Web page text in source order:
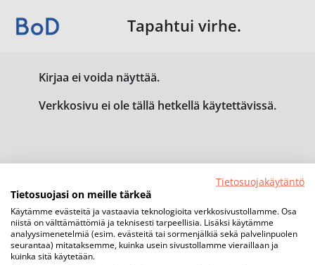
Tapahtui virhe.
Kirjaa ei voida näyttää.
Verkkosivu ei ole tällä hetkellä käytettävissä.
Tietosuojakäytäntö
Tietosuojasi on meille tärkeä
Käytämme evästeitä ja vastaavia teknologioita verkkosivustollamme. Osa
niistä on välttämättömiä ja teknisesti tarpeellisia. Lisäksi käytämme
analyysimenetelmiä (esim. evästeitä tai sormenjälkiä sekä palvelinpuolen
seurantaa) mitataksemme, kuinka usein sivustollamme vieraillaan ja
kuinka sitä käytetään.